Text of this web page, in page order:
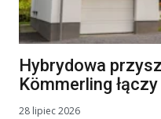
Hybrydowa
Kömmerling
28 lipiec 2026